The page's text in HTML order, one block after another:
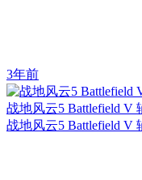
3年前
战地风云5 Battlefield V
战地风云5 Battlefield V